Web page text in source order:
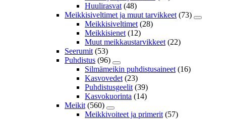
Huulirasvat (48)
Meikkisiveltimet ja muut tarvikkeet (73)
Meikkisiveltimet (28)
Meikkisienet (12)
Muut meikkaustarvikkeet (22)
Seerumit (53)
Puhdistus (96)
Silmämeikin puhdistusaineet (16)
Kasvovedet (23)
Puhdistusgeelit (39)
Kasvokuorinta (14)
Meikit (560)
Meikkivoiteet ja primerit (57)